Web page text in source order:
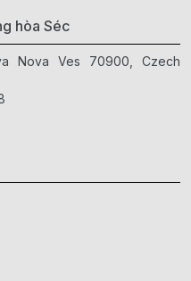
hòa Séc
Nova Ves 70900, Czech